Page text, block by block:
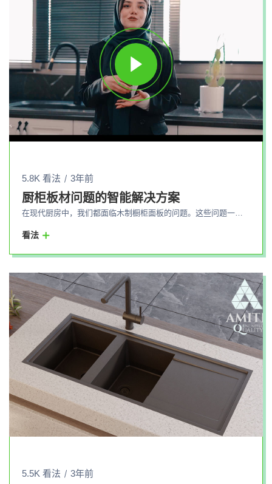
5.8K 看法 3年前
厨柜板材问题的智能解决方案
在现代厨房中，我们都面临木制橱柜面板的问题。这些问题一般是由这些板材的木质结构及其对水渗透的敏感性造成的。厨房中的盘子腐烂、损坏和细菌滋生是常见的问题，在保持环境清洁方面引起了无数关注。 但是现在，我们 Amitis Group Of Factories 可以轻松地使用智能解决方案，随时准备永远消除这些问题。通过生产 Amitis 集成面板，我们让您安心、自信地体验您的厨房。 根据您的需要，Amitis 集成板可定制设计并生产不同的尺寸和尺寸。由于其独特的特性，这些板不仅可以防止水渗透，还可以最大限度地减少腐烂和细菌滋生。这样一来，使用Amitis集成板，您就可以将保持厨房环境清洁的烦恼降到最低，为您提供一个健康美丽的环境。 此外，水槽还与板材无缝连接，制作简单，颜色和尺寸任您选择。凭借 Amitis 工厂的生产线，各种颜色和设计的集成水槽到达您的家中。相信 Amitis 的质量会让您轻松自信地在厨房中获得独特的集成板体验。 使用 Amitis，忘记问题并体验厨房的质量。此外，我们一直致力于通过不断改进技术和使用优质材料来满足您在集成厨房面板设计和生产方面的需求。
看法
5.5K 看法 3年前